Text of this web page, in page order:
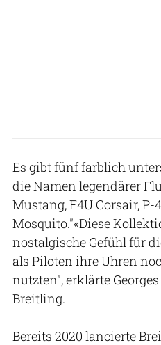
Es gibt fünf farblich
die Namen legendärer
Mustang, F4U Corsair,
Mosquito."«Diese
nostalgische Gefühl für
als Piloten ihre Uhren
nutzten", erklärte
Breitling.
Bereits 2020 lancierte